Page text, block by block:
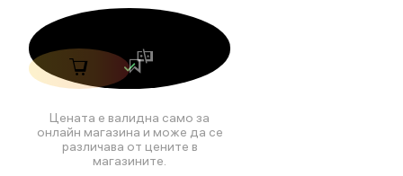
Цената е валидна само за
онлайн магазина и може да се
различава от цените в
магазините.